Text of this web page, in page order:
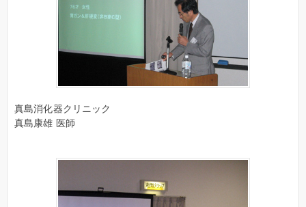
真島消化器クリニック
真島康雄 医師